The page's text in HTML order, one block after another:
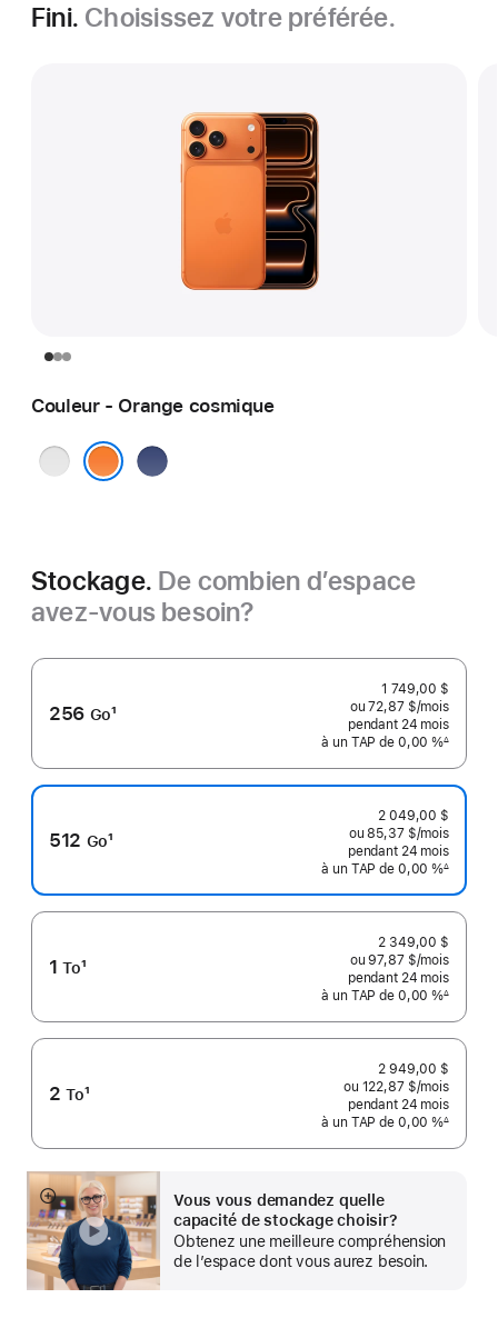
Fini. Choisissez votre préférée.
Couleur - Orange cosmique
Argent
Bleu
Stockage. De combien d’espace
avez-vous besoin?
256 Go
bas
page
1
1 749,00 $
ou 72,87 $/mois
pendant 24 mois
à un TAP de 0,00 %∆
512 Go
bas
page
1
2 049,00 $
ou 85,37 $/mois
pendant 24 mois
à un TAP de 0,00 %∆
1To
bas
page
1
2 349,00 $
ou 97,87 $/mois
pendant 24 mois
à un TAP de 0,00 %∆
2To
de
page
1
2 949,00 $
ou 122,87 $/mois
pendant 24 mois
à un TAP de 0,00 %∆
Vous vous demandez quelle
capacité de stockage choisir?
Obtenez une meilleure compréhension
de l’espace dont vous aurez besoin.
En
montrer
plus